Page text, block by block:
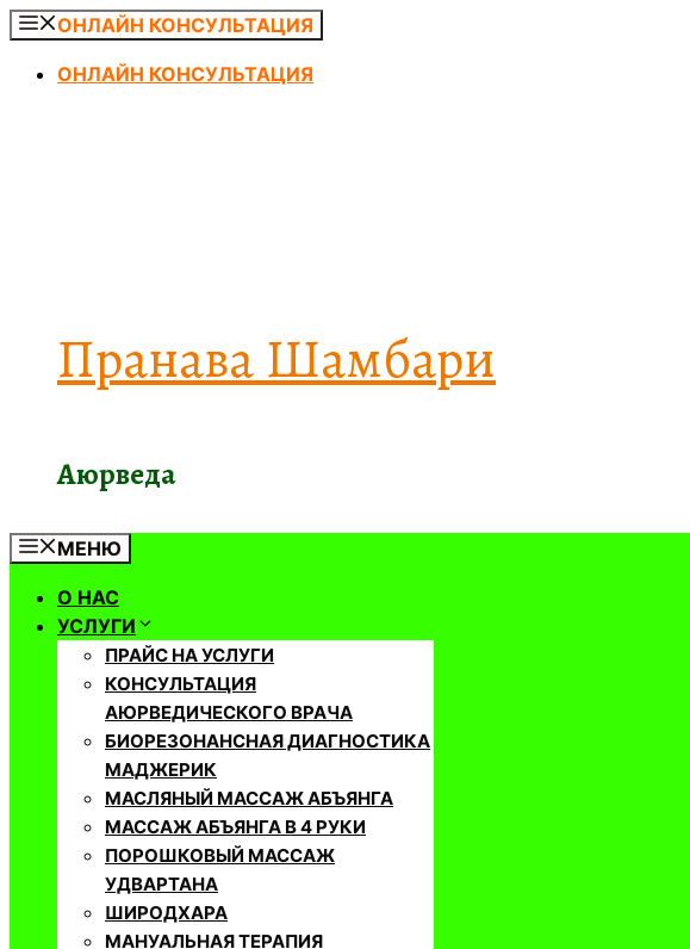
Перейти
содержимому
ОНЛАЙН КОНСУЛЬТАЦИЯ
ОНЛАЙН КОНСУЛЬТАЦИЯ
Пранава Шамбари
Аюрведа
МЕНЮ
О НАС
УСЛУГИ
ПРАЙС НА УСЛУГИ
КОНСУЛЬТАЦИЯ
АЮРВЕДИЧЕСКОГО ВРАЧА
БИОРЕЗОНАНСНАЯ ДИАГНОСТИКА
МАДЖЕРИК
МАСЛЯНЫЙ МАССАЖ АБЪЯНГА
МАССАЖ АБЪЯНГА В 4 РУКИ
ПОРОШКОВЫЙ МАССАЖ
УДВАРТАНА
ШИРОДХАРА
МАНУАЛЬНАЯ ТЕРАПИЯ